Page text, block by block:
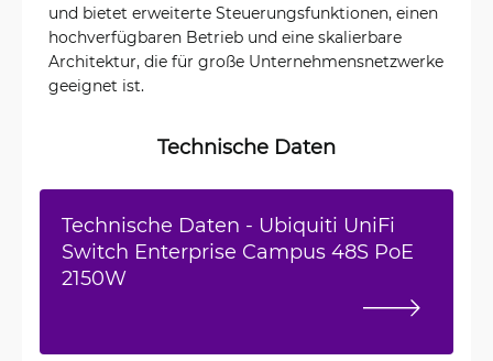
und bietet erweiterte Steuerungsfunktionen, einen
hochverfügbaren Betrieb und eine skalierbare
Architektur, die für große Unternehmensnetzwerke
geeignet ist.
Technische Daten
Technische Daten - Ubiquiti UniFi
Switch Enterprise Campus 48S PoE
2150W